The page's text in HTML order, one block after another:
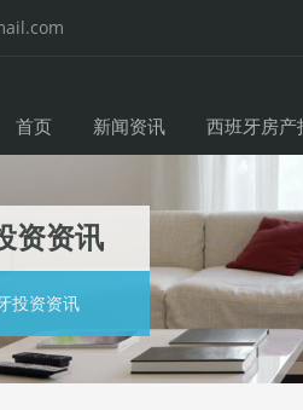
首页 新闻资讯 西班牙房产
资资讯
投资资讯